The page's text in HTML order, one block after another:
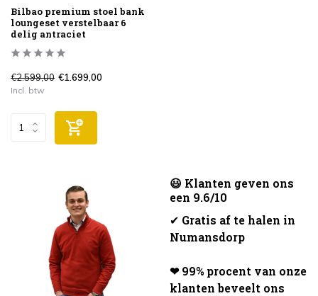
Bilbao premium stoel bank
loungeset verstelbaar 6
delig antraciet
€2.599,00 €1.699,00
Incl. btw
😃 Klanten geven ons
een 9.6/10
✔ Gratis af te halen in
Numansdorp
❤ 99% procent van onze
klanten beveelt ons